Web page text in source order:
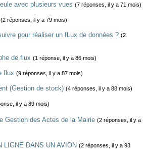
avec plusieurs vues (7 réponses, il y a 71 mois)
(2 réponses, il y a 79 mois)
pour réaliser un fLux de données ? (2
de flux (1 réponse, il y a 86 mois)
flux (9 réponses, il y a 87 mois)
(Gestion de stock) (4 réponses, il y a 88 mois)
il y a 89 mois)
Gestion des Actes de la Mairie (2 réponses, il y a
LIGNE DANS UN AVION (2 réponses, il y a 93